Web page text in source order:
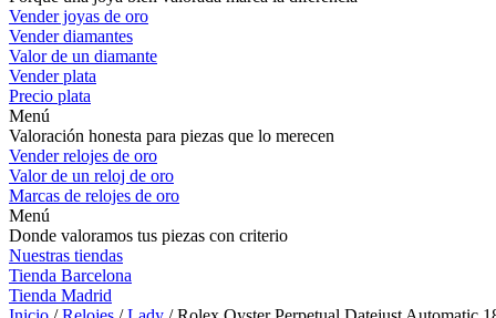
Vender joyas de oro
Vender diamantes
Valor de un diamante
Vender plata
Precio plata
Menú
Valoración honesta para piezas que lo merecen
Vender relojes de oro
Valor de un reloj de oro
Marcas de relojes de oro
Menú
Donde valoramos tus piezas con criterio
Nuestras tiendas
Tienda Barcelona
Tienda Madrid